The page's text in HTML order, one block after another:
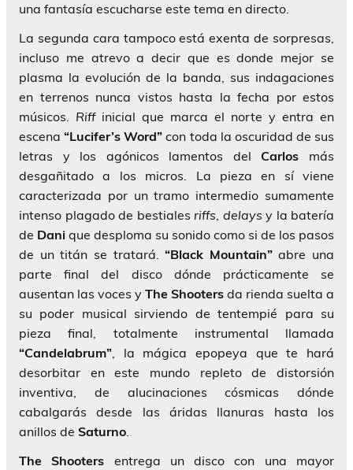
una fantasía escucharse este tema en directo.
La segunda cara tampoco está exenta de sorpresas,
incluso me atrevo a decir que es donde mejor se
plasma la evolución de la banda, sus indagaciones
en terrenos nunca vistos hasta la fecha por estos
músicos. Riffinicial que marca el norte y entra en
escena“Lucifer’s Word” con toda la oscuridad de sus
letras y los agónicos lamentos delCarlos más
desgañitado a los micros. La pieza en sí viene
caracterizada por un tramo intermedio sumamente
intenso plagado de bestiales riffs, delays y la batería
de Dani que desploma su sonido como si de los pasos
de un titán se tratará.“Black Mountain”abre una
parte final del disco dónde prácticamente se
ausentan las voces y The Shooters da rienda suelta a
su poder musical sirviendo de tentempié para su
pieza final, totalmente instrumental llamada
“Candelabrum”, la mágica epopeya que te hará
desorbitar en este mundo repleto de distorsión
inventiva, de alucinaciones cósmicas dónde
cabalgarás desde las áridas llanuras hasta los
anillos de Saturno.
The Shooters entrega un disco con una mayor